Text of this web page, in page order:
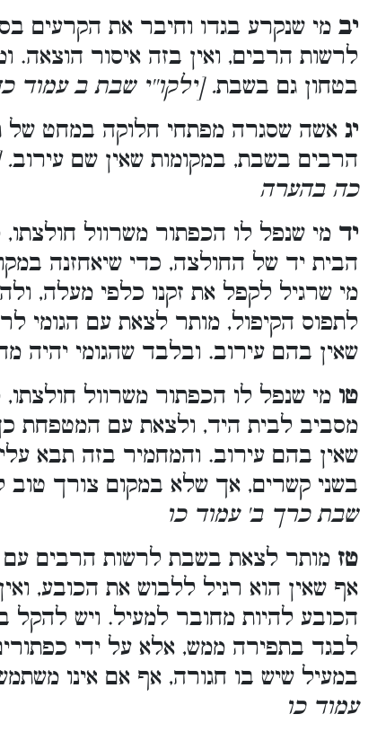
יב מי שנקרע בגדו וחיבר את הקרעים
לרשות הרבים, ואין בזה איסור
בטחון גם בשבת. [ילקו''י שבת ב עמוד
יג אשה שסגרה מפתחי חלוקה במחט של
הרבים בשבת, במקומות שאין שם עירוב.
כה בהערה
יד מי שנפל לו הכפתור משרוול
הבית יד של החולצה, כדי שיאחזנה
מי שרגיל לקפל את זקנו כלפי מעלה,
לתפוס הקיפול, מותר לצאת עם הגומי
שאין בהם עירוב. ובלבד שהגומי יהיה
טו מי שנפל לו הכפתור משרוול
מסביב לבית היד, ולצאת עם המטפחת
שאין בהם עירוב. והמחמיר בזה תבא
בשני קשרים, אך שלא במקום צורך
שבת כרך ב' עמוד כו
טז מותר לצאת בשבת לרשות הרבים
אף שאין הוא רגיל ללבוש את הכובע,
הכובע להיות מחובר למעיל. ויש להקל
לבגד בתפירה ממש, אלא על ידי
במעיל שיש בו חגורה, אף אם אינו
עמוד כו